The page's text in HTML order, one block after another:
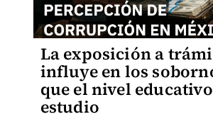
La exposición a
influye en los
que el nivel
estudio